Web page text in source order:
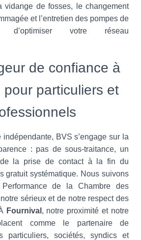
vidange de fosses, le changement
et l’entretien des pompes de
d’optimiser votre réseau
de confiance à
pour particuliers et
indépendante, BVS s’engage sur la
: pas de sous-traitance, un
de la prise de contact à la fin du
gratuit systématique. Nous suivons
de la Chambre des
sérieux et de notre respect des
Fournival , notre proximité et notre
comme le partenaire de
particuliers, sociétés, syndics et